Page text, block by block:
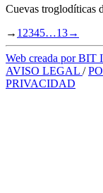
Cuevas troglodíticas
→ 1 2345…13→
Web creada por
AVISO LEGAL /
PRIVACIDAD